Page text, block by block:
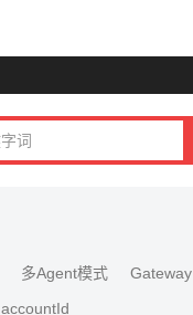
多Agent模式
Gateway
accountId